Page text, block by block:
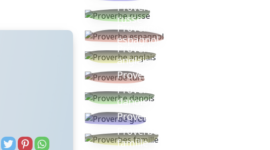
Proverbe
russe
Proverbe
espagnol
Proverbe
anglais
Proverbe turc
Proverbe
danois
Proverbe grec
Proverbes
famille